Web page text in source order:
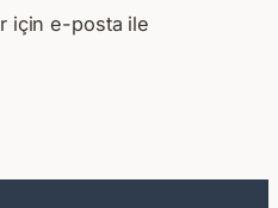
için e-posta ile